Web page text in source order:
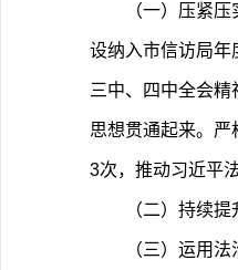
（一）‌压紧
设纳入市信访局年
三中、四中全会
思想贯通起来。严
3次，推动习近平
（二）持续
（三）运用法